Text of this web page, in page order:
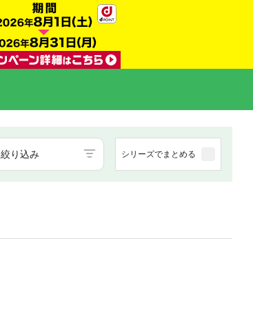
絞り込み シリーズでまとめる